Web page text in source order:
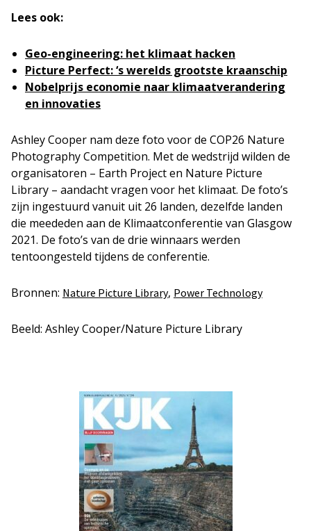
Lees ook:
Geo-engineering: het klimaat hacken
Picture Perfect: ‘s werelds grootste kraanschip
Nobelprijs economie naar klimaatverandering
en innovaties
Ashley Cooper nam deze foto voor de COP26 Nature
Photography Competition. Met de wedstrijd wilden de
organisatoren – Earth Project en Nature Picture
Library – aandacht vragen voor het klimaat. De foto’s
zijn ingestuurd vanuit uit 26 landen, dezelfde landen
die meededen aan de Klimaatconferentie van Glasgow
2021. De foto’s van de drie winnaars werden
tentoongesteld tijdens de conferentie.
Bronnen: Nature Picture Library, Power Technology
Beeld: Ashley Cooper/Nature Picture Library